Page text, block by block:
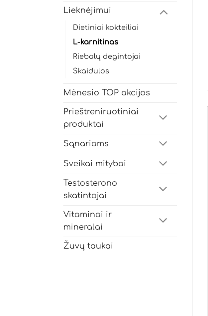
Lieknėjimui
Dietiniai kokteiliai
L-karnitinas
Riebalų degintojai
Skaidulos
Mėnesio TOP akcijos
Prieštreniruotiniai
produktai
Sąnariams
Sveikai mitybai
Testosterono
skatintojai
Vitaminai ir
mineralai
Žuvų taukai